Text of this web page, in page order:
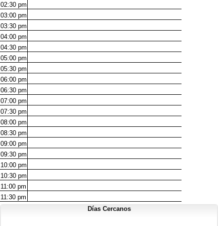
02:30 pm
03:00 pm
03:30 pm
04:00 pm
04:30 pm
05:00 pm
05:30 pm
06:00 pm
06:30 pm
07:00 pm
07:30 pm
08:00 pm
08:30 pm
09:00 pm
09:30 pm
10:00 pm
10:30 pm
11:00 pm
11:30 pm
Días Cercanos